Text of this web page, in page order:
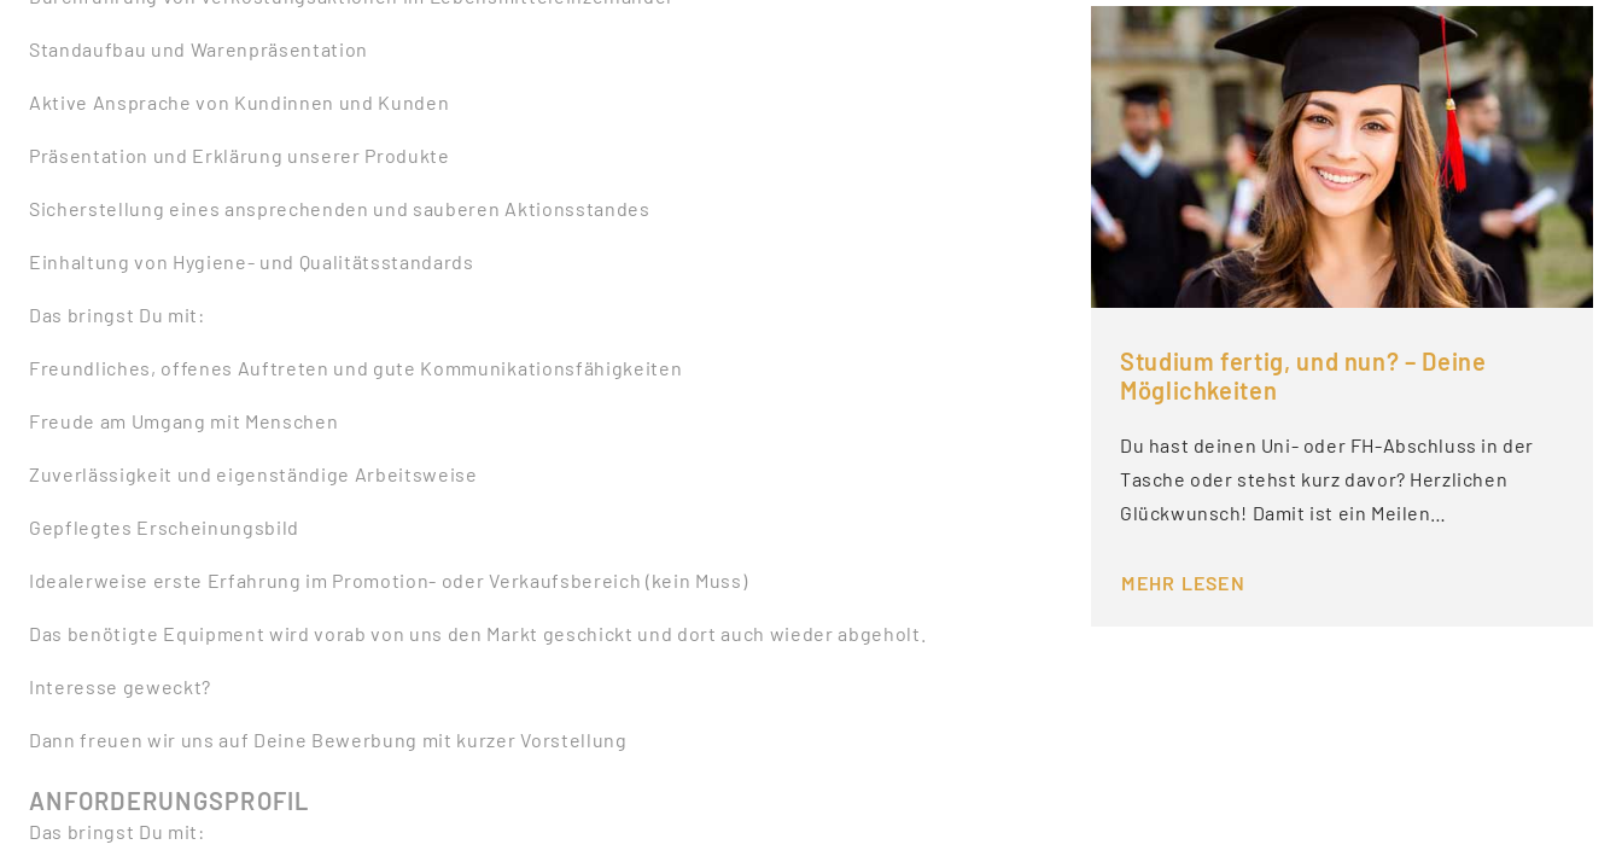
Standaufbau und Warenpräsentation
Aktive Ansprache von Kundinnen und Kunden
Präsentation und Erklärung unserer Produkte
Sicherstellung eines ansprechenden und sauberen Aktionsstandes
Einhaltung von Hygiene- und Qualitätsstandards
Das bringst Du mit:
Freundliches, offenes Auftreten und gute Kommunikationsfähigkeiten
Freude am Umgang mit Menschen
Zuverlässigkeit und eigenständige Arbeitsweise
Gepflegtes Erscheinungsbild
Idealerweise erste Erfahrung im Promotion- oder Verkaufsbereich (kein Muss)
Das benötigte Equipment wird vorab von uns den Markt geschickt und dort auch wieder abgeholt.
Interesse geweckt?
Dann freuen wir uns auf Deine Bewerbung mit kurzer Vorstellung
ANFORDERUNGSPROFIL
Das bringst Du mit:
Studium fertig, und nun? – Deine
Möglichkeiten
Du hast deinen Uni- oder FH-Abschluss in der
Tasche oder stehst kurz davor? Herzlichen
Glückwunsch! Damit ist ein Meilen…
MEHR LESEN